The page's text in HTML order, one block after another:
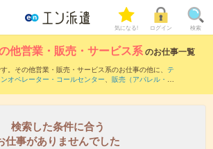
気になる! ログイン 検索
他営業・販売・サービス系のお仕事一覧
。その他営業・販売・サービス系のお仕事の他に、 テ
オペレーター・コールセンター、 販売（アパレル・フ
検索した条件に合う
仕事がありませんでした